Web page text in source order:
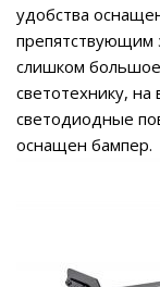
удобства
препятствующим
слишком
светотехнику,
светодиодные
оснащен бампер.